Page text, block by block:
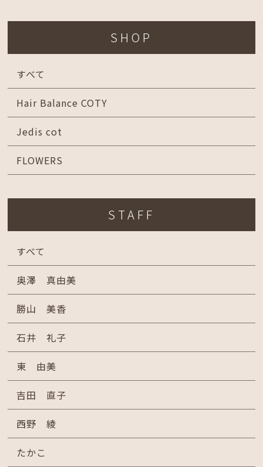
SHOP
すべて
Hair Balance COTY
Jedis cot
FLOWERS
STAFF
すべて
奥澤 真由美
勝山 美香
石井 礼子
東 由美
吉田 直子
西野 綾
たかこ